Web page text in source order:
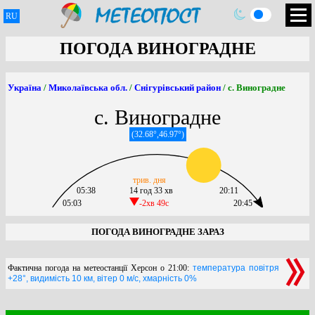
RU
ПОГОДА ВИНОГРАДНЕ
Україна / Миколаївська обл. / Снігурівський район / с. Виноградне
с. Виноградне
(32.68°,46.97°)
05:03
05:38
14 год 33 хв
-2хв 49c
трив. дня
20:45
20:11
ПОГОДА ВИНОГРАДНЕ ЗАРАЗ
Фактична погода на метеостанції Херсон о 21:00: температура повітря
+28°, видимість 10 км, вітер 0 м/с, хмарність 0%